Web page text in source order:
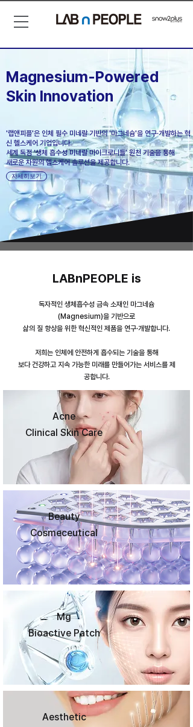
Magnesium-Powered
Skin Innovation
'랩앤피플'은 인체 필수 미네랄 기반의 '마그네슘'을 연구·개발하는 혁
신 헬스케어 기업입니다.
세계 독점 ‘생체 흡수성 미네랄 마이크로니들’ 원천 기술을 통해
새로운 차원의 헬스케어 솔루션을 제공합니다.
자세히보기
LABnPEOPLE is
독자적인 생체흡수성 금속 소재인 마그네슘
(Magnesium)을 기반으로
삶의 질 향상을 위한 혁신적인 제품을 연구·개발합니다.
저희는 인체에 안전하게 흡수되는 기술을 통해
보다 건강하고 지속 가능한 미래를 만들어가는 서비스를 제
공합니다.
Acne
Clinical Skin Care
Beauty
Cosmeceutical
Mg
Bioactive Patch
Aesthetic